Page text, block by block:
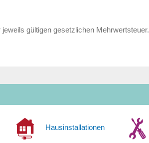
gültigen gesetzlichen Mehrwertsteuer.
Hausinstallationen